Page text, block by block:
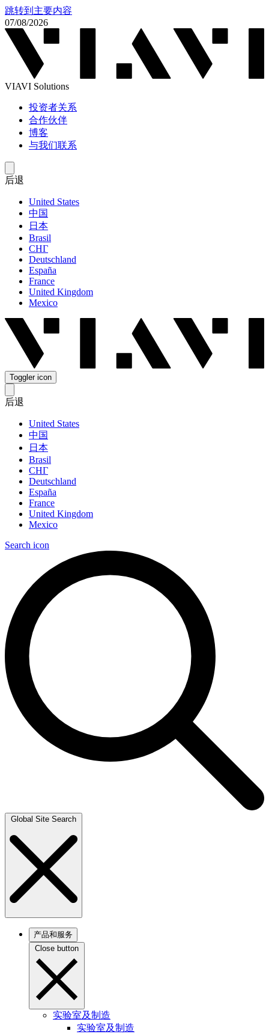
跳转到主要内容
07/08/2026
VIAVI Solutions
投资者关系
合作伙伴
博客
与我们联系
后退
United States
中国
日本
Brasil
СНГ
Deutschland
España
France
United Kingdom
Mexico
Toggler icon
后退
United States
中国
日本
Brasil
СНГ
Deutschland
España
France
United Kingdom
Mexico
Search icon
Global Site Search
产品和服务
Close button
实验室及制造
实验室及制造